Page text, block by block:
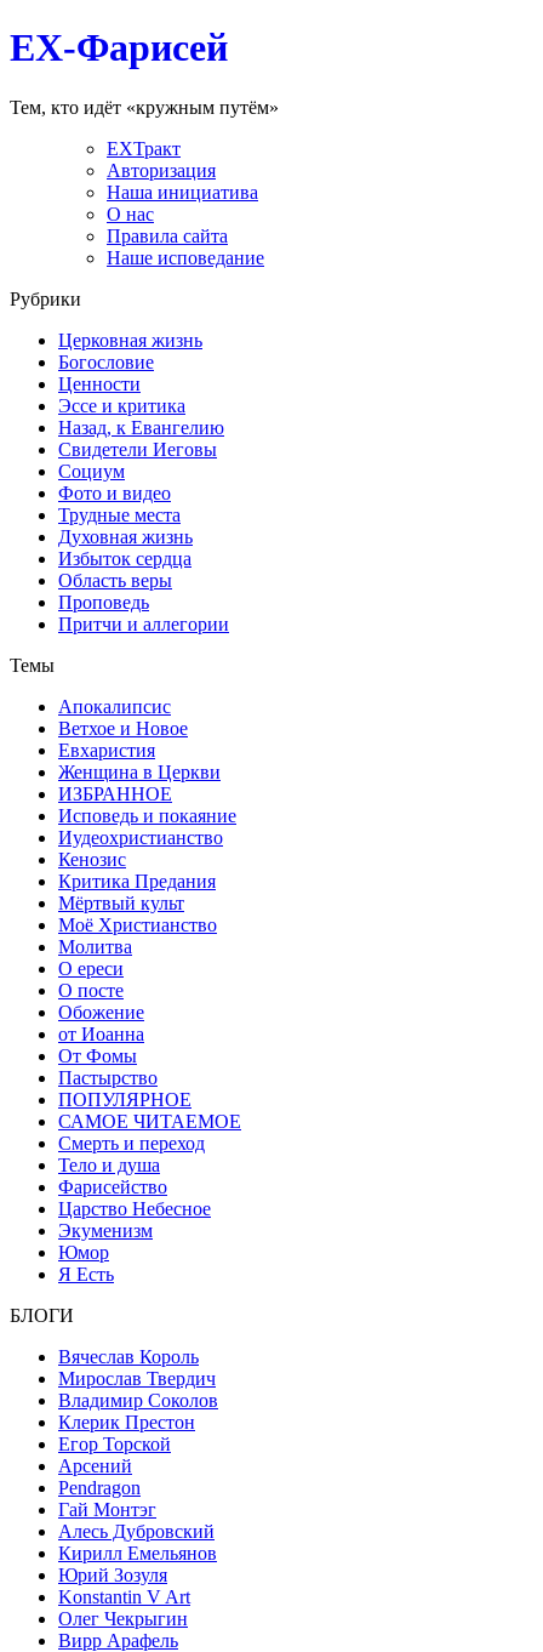
EX-Фарисей
Тем, кто идёт «кружным путём»
EXТракт
Авторизация
Наша инициатива
О нас
Правила сайта
Наше исповедание
Рубрики
Церковная жизнь
Богословие
Ценности
Эссе и критика
Назад, к Евангелию
Свидетели Иеговы
Социум
Фото и видео
Трудные места
Духовная жизнь
Избыток сердца
Область веры
Проповедь
Притчи и аллегории
Темы
Апокалипсис
Ветхое и Новое
Евхаристия
Женщина в Церкви
ИЗБРАННОЕ
Исповедь и покаяние
Иудеохристианство
Кенозис
Критика Предания
Мёртвый культ
Моё Христианство
Молитва
О ереси
О посте
Обожение
от Иоанна
От Фомы
Пастырство
ПОПУЛЯРНОЕ
САМОЕ ЧИТАЕМОЕ
Смерть и переход
Тело и душа
Фарисейство
Царство Небесное
Экуменизм
Юмор
Я Есть
БЛОГИ
Вячеслав Король
Мирослав Твердич
Владимир Соколов
Клерик Престон
Егор Topской
Арсений
Pendragon
Гай Монтэг
Алесь Дубровский
Кирилл Емельянов
Юрий Зозуля
Konstantin V Art
Олег Чекрыгин
Вирр Арафель